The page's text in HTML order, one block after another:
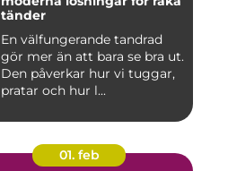
tänder
En välfungerande tandrad
gör mer än att bara se bra ut.
Den påverkar hur vi tuggar,
pratar och hur l...
01. feb